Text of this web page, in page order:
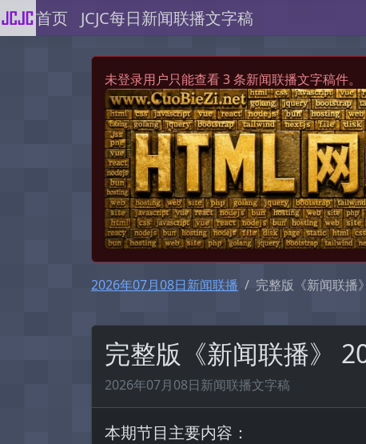
首页 JCJC每日新闻联播文字稿
未登录用户只能查看 3 条新闻联播文字稿件。
2026年07月08日新闻联播 完整版《新闻联播
完整版《新闻联播》
2026年07月08日新闻联播文字稿
本期节目主要内容：